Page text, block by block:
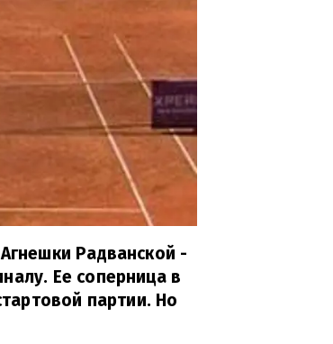
Радванской -
Ее соперница в
партии. Но